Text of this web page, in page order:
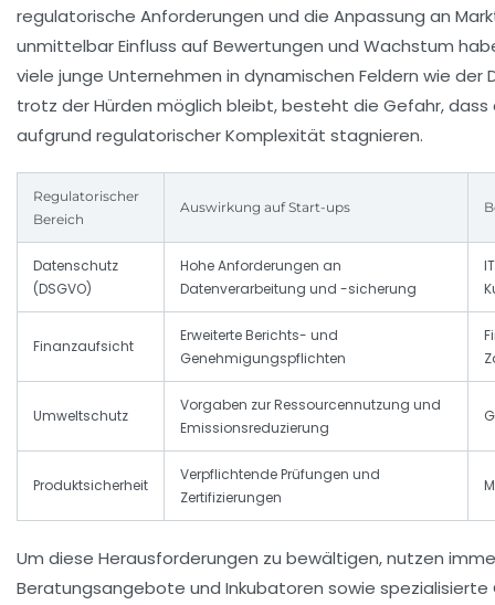
regulatorische Anforderungen und die Anpassung an
unmittelbar Einfluss auf Bewertungen und Wachstum
viele junge Unternehmen in dynamischen Feldern wie der
trotz der Hürden möglich bleibt, besteht die Gefahr,
aufgrund regulatorischer Komplexität stagnieren.
Regulatorischer
Bereich
Auswirkung auf Start-ups
Datenschutz
(DSGVO)
Hohe Anforderungen an
Datenverarbeitung und -sicherung
Finanzaufsicht
Erweiterte Berichts- und
Genehmigungspflichten
Umweltschutz
Vorgaben zur Ressourcennutzung und
Emissionsreduzierung
Produktsicherheit
Verpflichtende Prüfungen und
Zertifizierungen
Um diese Herausforderungen zu bewältigen, nutzen
Beratungsangebote und Inkubatoren sowie